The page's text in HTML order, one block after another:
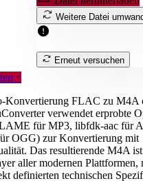
Weitere Datei
Erneut versuchen
↑
Konvertierung FLAC zu M4A
verwendet erprobte
für MP3, libfdk-aac für
OGG) zur Konvertierung mit
Das resultierende M4A
aller modernen Plattformen,
definierten technischen